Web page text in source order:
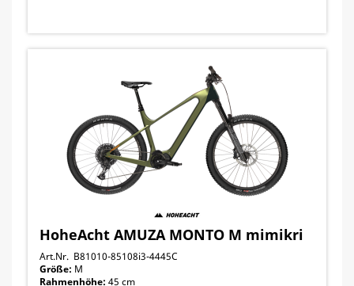
HoheAcht AMUZA MONTO M mimikri
Art.Nr. B81010-85108i3-4445C
Größe: M
Rahmenhöhe: 45 cm